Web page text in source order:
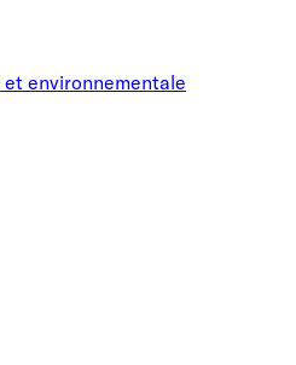
et environnementale